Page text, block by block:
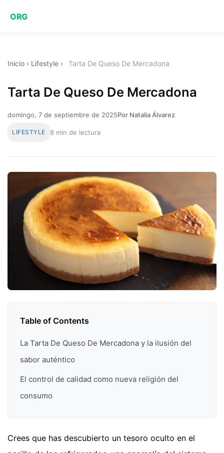
ORG
Inicio › Lifestyle › Tarta De Queso De Mercadona
Tarta De Queso De Mercadona
domingo, 7 de septiembre de 2025Por Natalia Álvarez
LIFESTYLE 8 min de lectura
Table of Contents
La Tarta De Queso De Mercadona y la ilusión del
sabor auténtico
El control de calidad como nueva religión del
consumo
Crees que has descubierto un tesoro oculto en el